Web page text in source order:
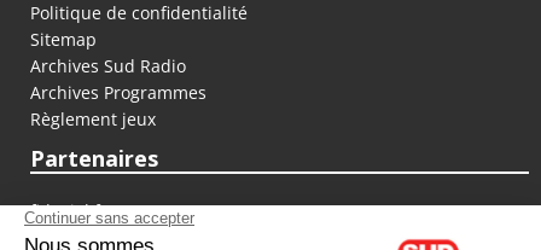
Politique de confidentialité
Sitemap
Archives Sud Radio
Archives Programmes
Règlement jeux
Partenaires
fiducial.fr
lyoncapitale.fr